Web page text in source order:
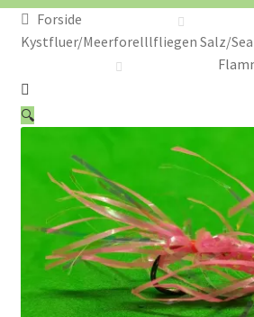
Cart
Checkout
Min Konto
Om Flychef/Impressum
Privatlivspolitik
Shop
Forside
Kystfluer/Meerforelllfliegen Salz/
🔍